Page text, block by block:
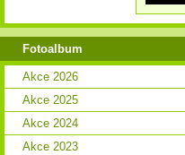
Fotoalbum
Akce 2026
Akce 2025
Akce 2024
Akce 2023